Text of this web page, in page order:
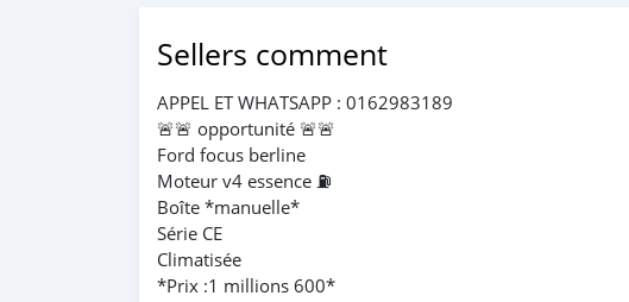
Sellers comment
APPEL ET WHATSAPP : 0162983189
🚨🚨 opportunité 🚨🚨
Ford focus berline
Moteur v4 essence ⛽️
Boîte *manuelle*
Série CE
Climatisée
*Prix :1 millions 600*